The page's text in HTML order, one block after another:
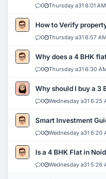
0 Thursday a31 8:01 AM
How to Verify
0 Thursday a31 6:57 AM
Why does a 4 BHK
0 Thursday a31 6:30
Why should I buy a 3
0 Wednesday a31 6:25
Smart Investment
0 Wednesday a31 6:20
Is a 4 BHK Flat in
0 Wednesday a31 5:26